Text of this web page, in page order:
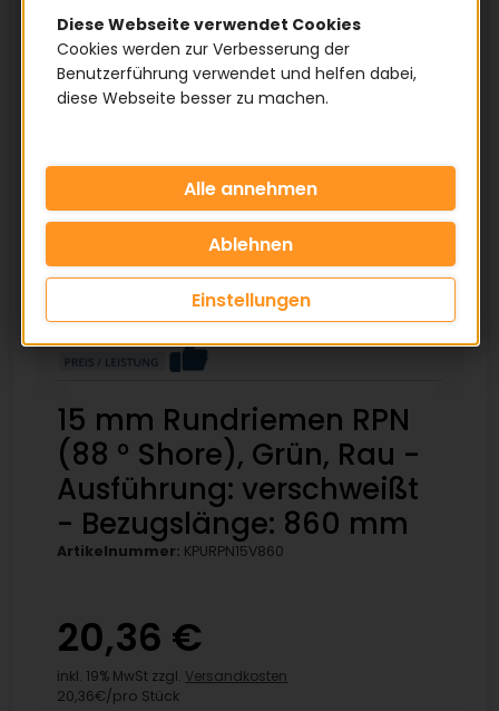
15 mm Rundriemen RPN
(88 ° Shore), Grün, Rau -
Ausführung: verschweißt
- Bezugslänge: 860 mm
Artikelnummer: KPURPN15V860
20,36 €
inkl. 19% MwSt zzgl. Versandkosten
20,36€/pro Stück
Diese Webseite verwendet Cookies
Cookies werden zur Verbesserung der
Benutzerführung verwendet und helfen dabei,
diese Webseite besser zu machen.
Einstellungen